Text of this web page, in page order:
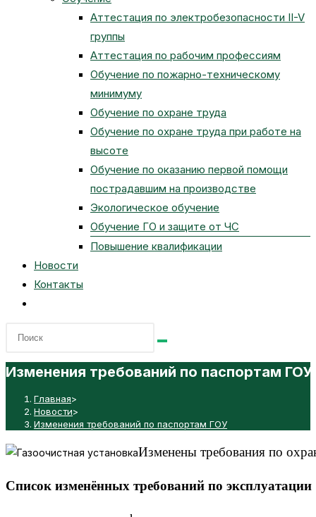
Аттестация по электробезопасности II-V
группы
Аттестация по рабочим профессиям
Обучение по пожарно-техническому
минимуму
Обучение по охране труда
Обучение по охране труда при работе на
высоте
Обучение по оказанию первой помощи
пострадавшим на производстве
Экологическое обучение
Обучение ГО и защите от ЧС
Повышение квалификации
Новости
Контакты
по
веб-
сайту
Изменения требований по паспортам ГОУ
Главная>
Новости>
Изменения требований по паспортам ГОУ
Изменены требования по
Список изменённых требований по эксплуатации